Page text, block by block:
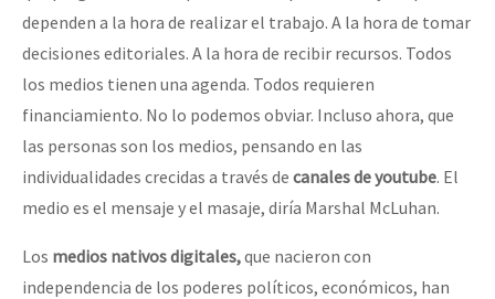
dependen a la hora de realizar el trabajo. A la hora de tomar
decisiones editoriales. A la hora de recibir recursos. Todos
los medios tienen una agenda. Todos requieren
financiamiento. No lo podemos obviar. Incluso ahora, que
las personas son los medios, pensando en las
individualidades crecidas a través de canales de youtube. El
medio es el mensaje y el masaje, diría Marshal McLuhan.
Los medios nativos digitales,que nacieron con
independencia de los poderes políticos, económicos, han